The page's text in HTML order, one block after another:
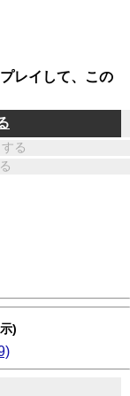
レイして、この
る
)